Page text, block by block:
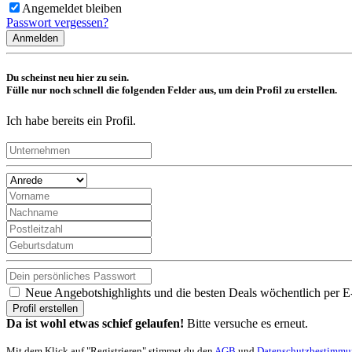
Angemeldet bleiben
Passwort vergessen?
Anmelden
Du scheinst neu hier zu sein.
Fülle nur noch schnell die folgenden Felder aus, um dein Profil zu erstellen.
Ich habe bereits ein Profil.
Neue Angebotshighlights und die besten Deals wöchentlich per
Profil erstellen
Da ist wohl etwas schief gelaufen! Bitte versuche es erneut.